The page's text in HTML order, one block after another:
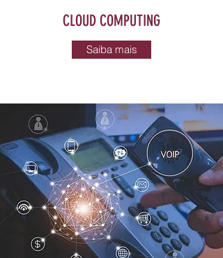
CLOUD COMPUTING
Saiba mais